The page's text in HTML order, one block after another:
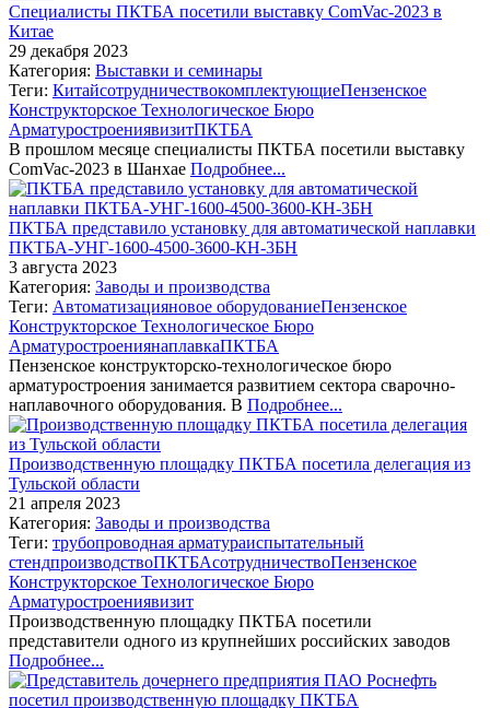
Специалисты ПКТБА посетили выставку ComVac-2023 в
Китае
29 декабря 2023
Категория: Выставки и семинары
Теги: КитайсотрудничествокомплектующиеПензенское
Конструкторское Технологическое Бюро
АрматуростроениявизитПКТБА
В прошлом месяце специалисты ПКТБА посетили выставку
ComVac-2023 в Шанхае Подробнее...
ПКТБА представило установку для автоматической наплавки
ПКТБА-УНГ-1600-4500-3600-КН-3БН
3 августа 2023
Категория: Заводы и производства
Теги: Автоматизацияновое оборудованиеПензенское
Конструкторское Технологическое Бюро
АрматуростроениянаплавкаПКТБА
Пензенское конструкторско-технологическое бюро
арматуростроения занимается развитием сектора сварочно-
наплавочного оборудования. В Подробнее...
Производственную площадку ПКТБА посетила делегация из
Тульской области
21 апреля 2023
Категория: Заводы и производства
Теги: трубопроводная арматураиспытательный
стендпроизводствоПКТБАсотрудничествоПензенское
Конструкторское Технологическое Бюро
Арматуростроениявизит
Производственную площадку ПКТБА посетили
представители одного из крупнейших российских заводов
Подробнее...